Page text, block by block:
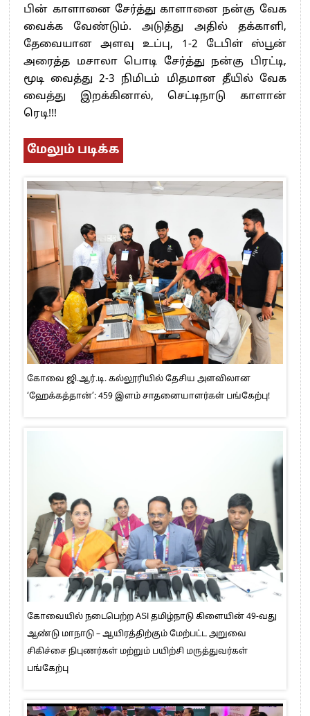
பின் காளானை சேர்த்து காளானை நன்கு வேக
வைக்க வேண்டும். அடுத்து அதில் தக்காளி,
தேவையான அளவு உப்பு, 1-2 டேபிள் ஸ்பூன்
அரைத்த மசாலா பொடி சேர்த்து நன்கு பிரட்டி,
மூடி வைத்து 2-3 நிமிடம் மிதமான தீயில் வேக
வைத்து இறக்கினால், செட்டிநாடு காளான்
ரெடி!!!
மேலும் படிக்க
கோவை ஜி.ஆர்.டி. கல்லூரியில் தேசிய அளவிலான
‘ஹேக்கத்தான்’: 459 இளம் சாதனையாளர்கள் பங்கேற்பு!
கோவையில் நடைபெற்ற ASI தமிழ்நாடு கிளையின் 49-வது
ஆண்டு மாநாடு – ஆயிரத்திற்கும் மேற்பட்ட அறுவை
சிகிச்சை நிபுணர்கள் மற்றும் பயிற்சி மருத்துவர்கள்
பங்கேற்பு